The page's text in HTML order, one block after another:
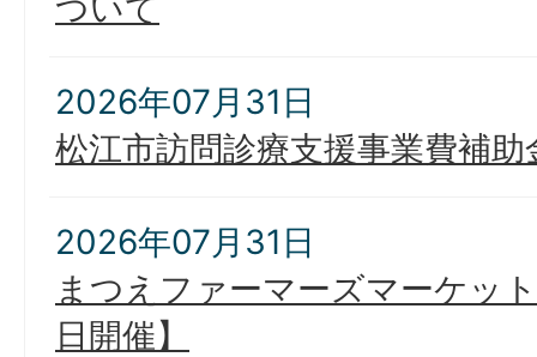
ついて
2026年07月31日
松江市訪問診療支援事業費補助
2026年07月31日
まつえファーマーズマーケッ
日開催】